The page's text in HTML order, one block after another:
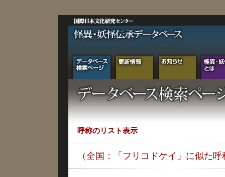
呼称のリスト表示
（全国：「フリコドケイ」に似た呼